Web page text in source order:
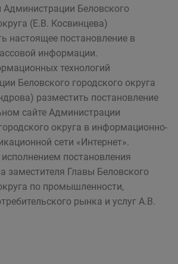
Беловского
(Е.В. Косвинцева)
настоящее постановление в
информации.
технологий
Беловского городского округа
разместить постановление
сайте Администрации
округа в информационно-
сети «Интернет».
постановления
заместителя Главы Беловского
по промышленности,
рынка и услуг А.В.